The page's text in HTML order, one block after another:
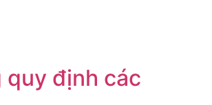
quy định các